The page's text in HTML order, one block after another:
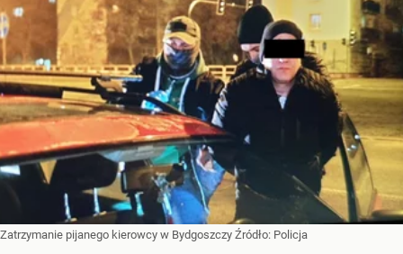
Zatrzymanie pijanego kierowcy w Bydgoszczy Źródło: Policja